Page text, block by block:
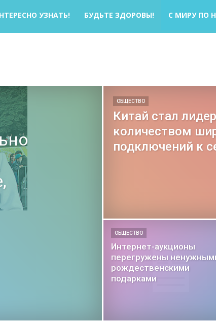
УЗНАТЬ! БУДЬТЕ ЗДОРОВЫ! С МИРУ ПО
ОБЩЕСТВО
Китай стал
количеством
подключений к
ОБЩЕСТВО
Интернет-аукционы
перегружены
рождественскими
подарками